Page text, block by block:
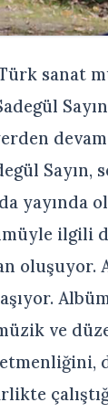
sanat
Sayın,
yayında
ilgili
oluşuyor.
ve